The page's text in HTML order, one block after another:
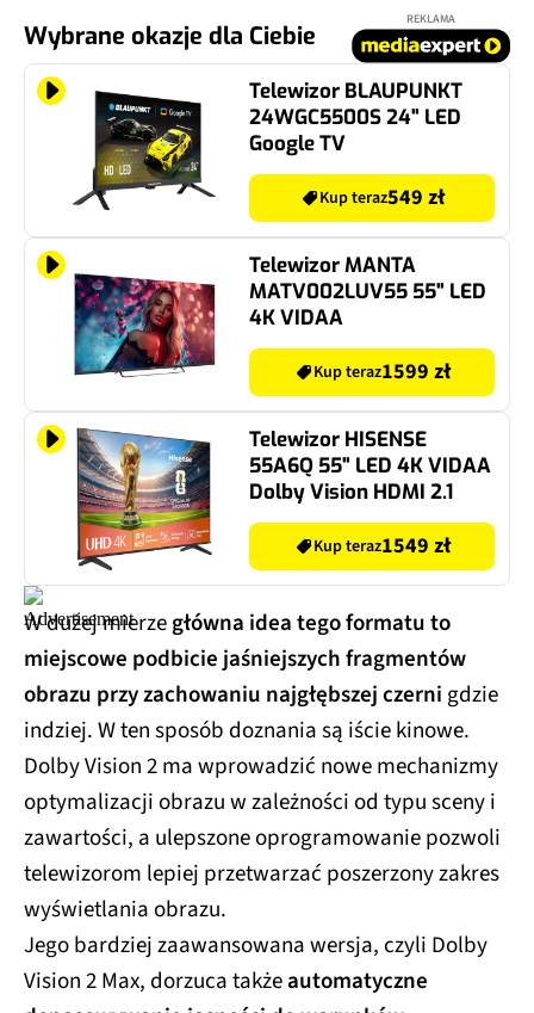
Wybrane okazje dla Ciebie
REKLAMA
Telewizor BLAUPUNKT
24WGC5500S 24" LED
Google TV
Kup teraz549 zł
Telewizor MANTA
MATV002LUV55 55" LED
4K VIDAA
Kup teraz1599 zł
Telewizor HISENSE
55A6Q 55" LED 4K VIDAA
Dolby Vision HDMI 2.1
Kup teraz1549 zł
W dużej mierzegłówna idea tego formatu to
miejscowe podbicie jaśniejszych fragmentów
obrazu przy zachowaniu najgłębszej czerni gdzie
indziej. W ten sposób doznania są iście kinowe.
Dolby Vision 2 ma wprowadzić nowe mechanizmy
optymalizacji obrazu w zależności od typu sceny i
zawartości, a ulepszone oprogramowanie pozwoli
telewizorom lepiej przetwarzać poszerzony zakres
wyświetlania obrazu.
Jego bardziej zaawansowana wersja, czyli Dolby
Vision 2 Max, dorzuca takżeautomatyczne